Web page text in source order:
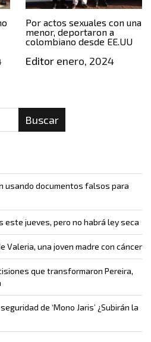
Por actos sexuales con una
menor, deportaron a
colombiano desde EE.UU
Editorenero, 2024
Buscar
usando documentos falsos para
este jueves, pero no habrá ley seca
Valeria, una joven madre con cáncer
que transformaron Pereira,
de ‘Mono Jaris’ ¿Subirán la